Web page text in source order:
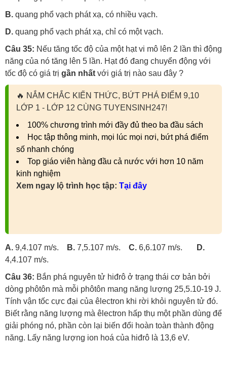
B. quang phổ vạch phát xạ, có nhiều vạch.
D. quang phổ vạch phát xạ, chỉ có một vạch.
Câu 35: Nếu tăng tốc độ của một hạt vi mô lên 2 lần thì động
năng của nó tăng lên 5 lần. Hạt đó đang chuyển động với
tốc độ có giá trị gần nhất với giá trị nào sau đây ?
🔥 NẮM CHẮC KIẾN THỨC, BỨT PHÁ ĐIỂM 9,10
LỚP 1 - LỚP 12 CÙNG TUYENSINH247!
100% chương trình mới đầy đủ theo ba đầu sách
Học tập thông minh, mọi lúc mọi nơi, bứt phá điểm
số nhanh chóng
Top giáo viên hàng đầu cả nước với hơn 10 năm
kinh nghiệm
Xem ngay lộ trình học tập: Tại đây
A. 9,4.107 m/s. B. 7,5.107 m/s. C. 6,6.107 m/s.
D.
4,4.107 m/s.
Câu 36: Bắn phá nguyên tử hiđrô ở trạng thái cơ bản bởi
dòng phôtôn mà mỗi phôtôn mang năng lượng 25,5.10-19 J.
Tính vận tốc cực đại của êlectron khi rời khỏi nguyên tử đó.
Biết rằng năng lượng mà êlectron hấp thụ một phần dùng để
giải phóng nó, phần còn lại biến đổi hoàn toàn thành động
năng. Lấy năng lượng ion hoá của hiđrô là 13,6 eV.